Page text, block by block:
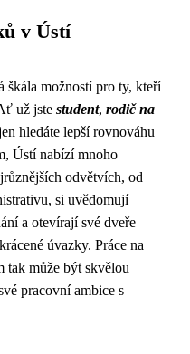
v Ústí
škála možností pro ty, kteří
už jste student, rodič na
hledáte lepší rovnováhu
Ústí nabízí mnoho
odvětvích, od
si uvědomují
a otevírají své dveře
úvazky. Práce na
tak může být skvělou
pracovní ambice s